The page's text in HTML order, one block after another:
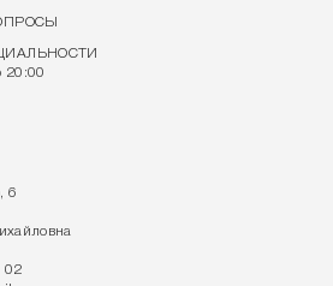
20:00
6
02